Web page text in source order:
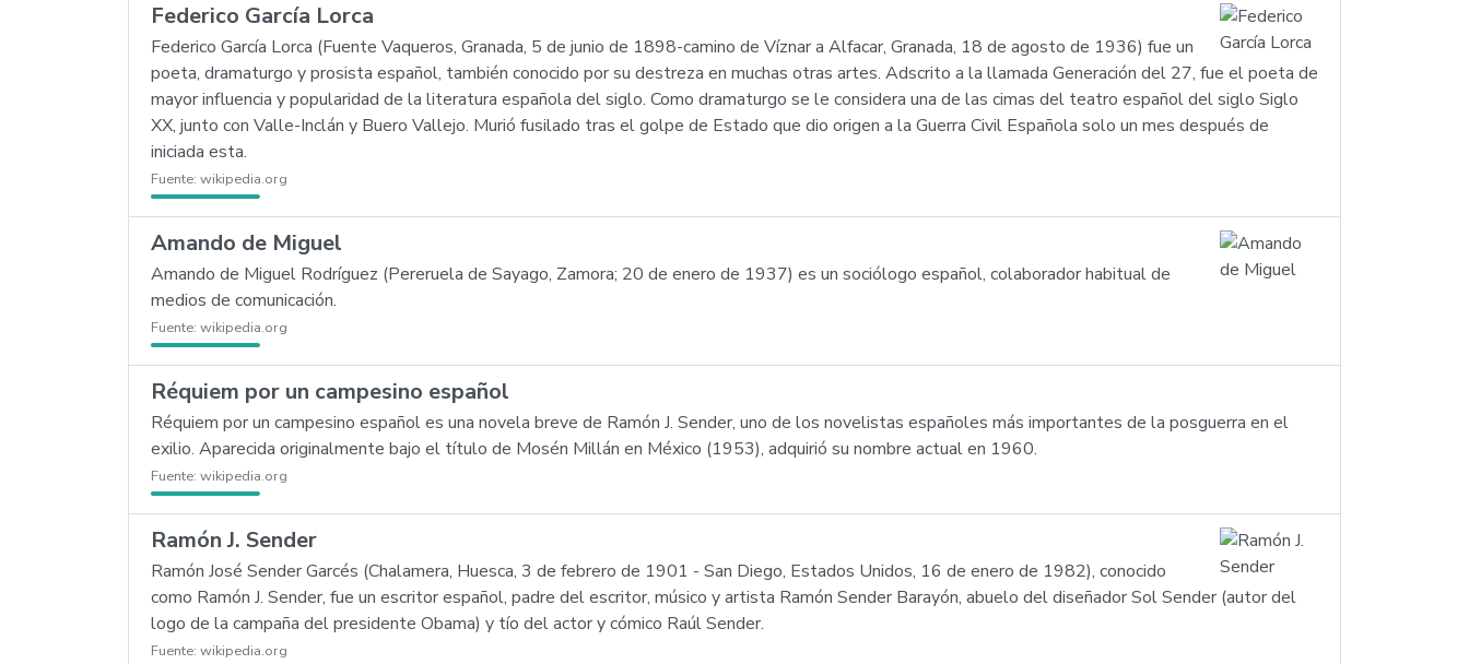
Federico García Lorca
Federico García Lorca (Fuente Vaqueros, Granada, 5 de junio de 1898-camino de Víznar a Alfacar, Granada, 18 de agosto de 1936) fue un
poeta, dramaturgo y prosista español, también conocido por su destreza en muchas otras artes. Adscrito a la llamada Generación del 27, fue el poeta de
mayor influencia y popularidad de la literatura española del siglo. Como dramaturgo se le considera una de las cimas del teatro español del siglo Siglo
XX, junto con Valle-Inclán y Buero Vallejo. Murió fusilado tras el golpe de Estado que dio origen a la Guerra Civil Española solo un mes después de
iniciada esta.
Fuente: wikipedia.org
Amando de Miguel
Amando de Miguel Rodríguez (Pereruela de Sayago, Zamora; 20 de enero de 1937) es un sociólogo español, colaborador habitual de
medios de comunicación.
Fuente: wikipedia.org
Réquiem por un campesino español
Réquiem por un campesino español es una novela breve de Ramón J. Sender, uno de los novelistas españoles más importantes de la posguerra en el
exilio. Aparecida originalmente bajo el título de Mosén Millán en México (1953), adquirió su nombre actual en 1960.
Fuente: wikipedia.org
Ramón J. Sender
Ramón José Sender Garcés (Chalamera, Huesca, 3 de febrero de 1901 - San Diego, Estados Unidos, 16 de enero de 1982), conocido
como Ramón J. Sender, fue un escritor español, padre del escritor, músico y artista Ramón Sender Barayón, abuelo del diseñador Sol Sender (autor del
logo de la campaña del presidente Obama) y tío del actor y cómico Raúl Sender.
Fuente: wikipedia.org